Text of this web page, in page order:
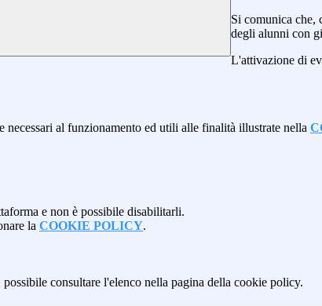
Si comunica che,
degli alunni con
L'attivazione di
al funzionamento ed utili alle finalità illustrate nella
e non è possibile disabilitarli.
la COOKIE POLICY.
consultare l'elenco nella pagina della cookie policy.